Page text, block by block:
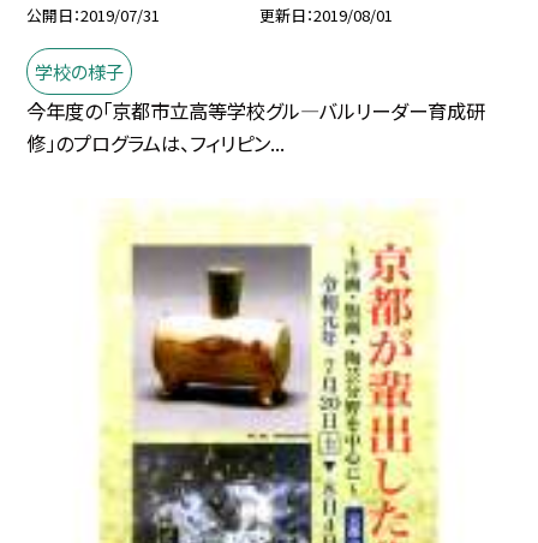
公開日 2019/07/31 更新日 2019/08/01
学校の様子
今年度の「京都市立高等学校グル—バルリーダー育成研
修」のプログラムは、フィリピン...